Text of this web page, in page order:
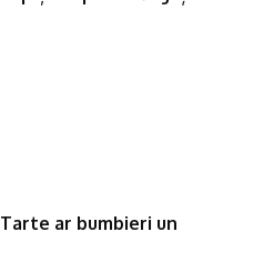
Tarte ar bumbieri un